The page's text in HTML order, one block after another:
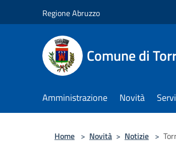
Regione Abruzzo
Comune di
Amministrazione Novità
Home > Novità > Notizie >